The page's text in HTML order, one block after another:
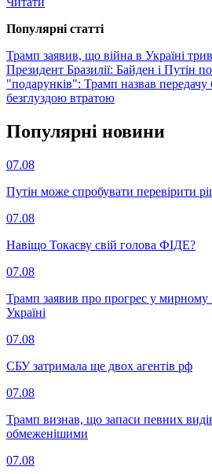
Популярнi статтi
Трамп заявив, що війна в Україні
Президент Бразилії: Байден і Путін
"подарунків": Трамп назвав передачу
безглуздою втратою
Популярнi новини
07.08
Путін може спробувати перевірити
07.08
Навіщо Токаєву свій голова ФІДЕ?
07.08
Трамп заявив про прогрес у мирному
Україні
07.08
СБУ затримала ще двох агентів рф
07.08
Трамп визнав, що запаси певних
обмеженішими
07.08